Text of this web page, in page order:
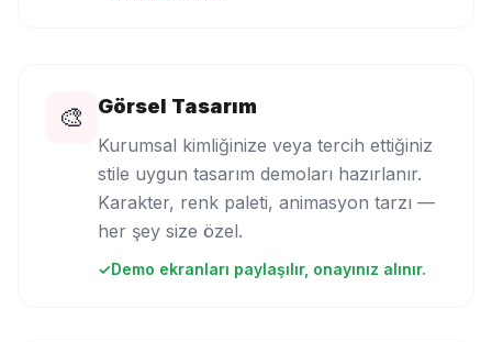
🎨 Görsel Tasarım
Kurumsal kimliğinize veya tercih ettiğiniz
stile uygun tasarım demoları hazırlanır.
Karakter, renk paleti, animasyon tarzı —
her şey size özel.
✓Demo ekranları paylaşılır, onayınız alınır.